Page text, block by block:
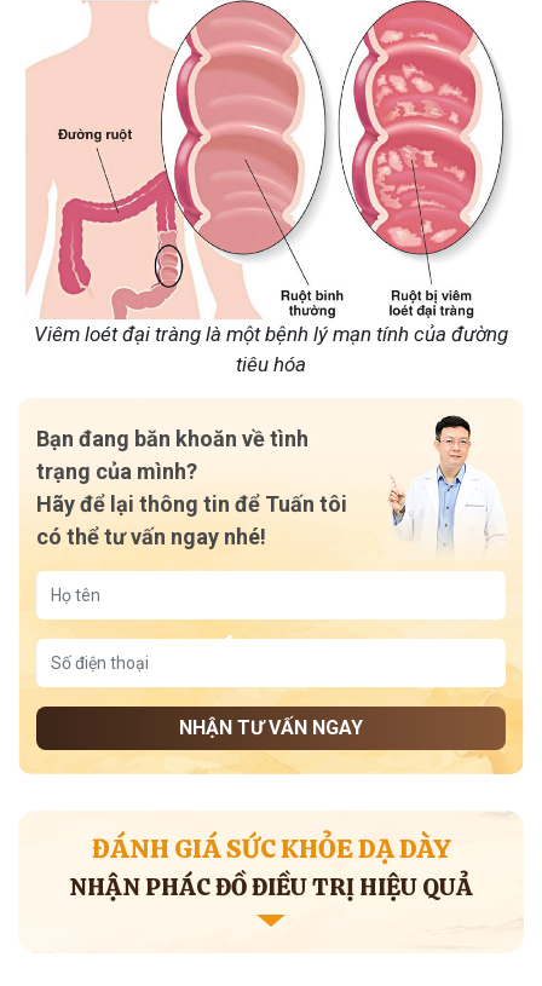
Viêm loét đại tràng là một bệnh lý mạn tính của đường
tiêu hóa
Bạn đang băn khoăn về tình
trạng của mình?
Hãy để lại thông tin để Tuấn tôi
có thể tư vấn ngay nhé!
NHẬN TƯ VẤN NGAY
ĐÁNH GIÁ SỨC KHỎE DẠ DÀY
NHẬN PHÁC ĐỒ ĐIỀU TRỊ HIỆU QUẢ